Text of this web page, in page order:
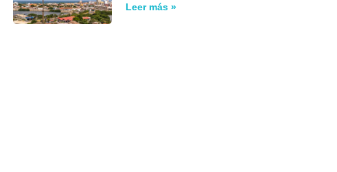
Leer más »